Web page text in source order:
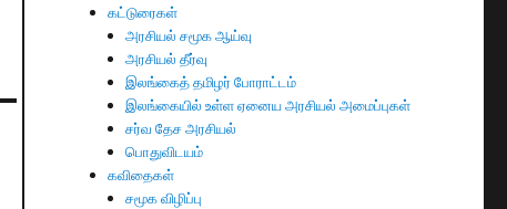
கட்டுரைகள்
அரசியல் சமூக ஆய்வு
அரசியல் தீர்வு
இலங்கைத் தமிழர் போராட்டம்
இலங்கையில் உள்ள ஏனைய அரசியல் அமைப்புகள்
சர்வ தேச அரசியல்
பொதுவிடயம்
கவிதைகள்
சமூக விழிப்பு